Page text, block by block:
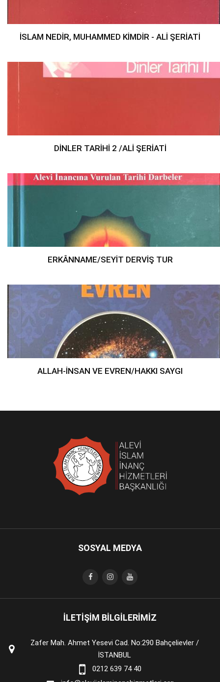
İSLAM NEDİR, MUHAMMED KİMDİR - ALİ ŞERİATİ
DİNLER TARİHİ 2 /ALİ ŞERİATİ
ERKÂNNAME/SEYİT DERVİŞ TUR
ALLAH-İNSAN VE EVREN/HAKKI SAYGI
SOSYAL MEDYA
İLETİŞİM BİLGİLERİMİZ
Zafer Mah. Ahmet Yesevi Cad. No:290 Bahçelievler /
İSTANBUL
0212 639 74 40